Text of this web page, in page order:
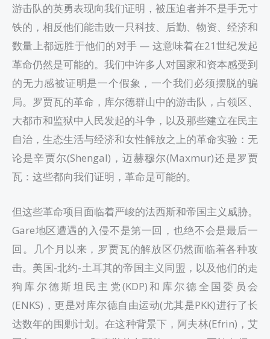
游击队的英勇表现向我们证明，被压迫者并不是手无寸
铁的，相反他们能击败一只科技、后勤、物资、经济和
数量上都远胜于他们的对手 — 这意味着在21世纪发起
革命仍然是可能的。我们中许多人对国家和资本感受到
的无力感被证明是一个假象，一个我们必须摆脱的骗
局。罗贾瓦的革命，库尔德群山中的游击队，占领区、
大都市和监狱中人民发起的斗争，以及那些建立在民主
自治，生态生活与经济和女性解放之上的革命实验：无
论是辛贾尔(Shengal)，迈赫穆尔(Maxmur)还是罗贾
瓦：这些都向我们证明，革命是可能的。
但这些革命项目面临着严峻的法西斯和帝国主义威胁。
Gare地区遭遇的入侵不是第一回，也绝不会是最后一
回。几个月以来，罗贾瓦的解放区仍然面临着各种攻
击。美国-北约-土耳其的帝国主义同盟，以及他们的走
狗库尔德斯坦民主党(KDP)和库尔德全国委员会
(ENKS)，更是对库尔德自由运动(尤其是PKK)进行了长
达数年的围剿计划。在这种背景下，阿夫林(Efrin)，艾